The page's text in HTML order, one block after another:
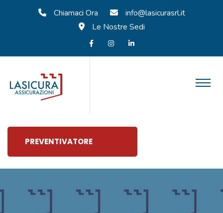
Chiamaci Ora
info@lasicurasrl.it
Le Nostre Sedi
PREVENTIVATORE